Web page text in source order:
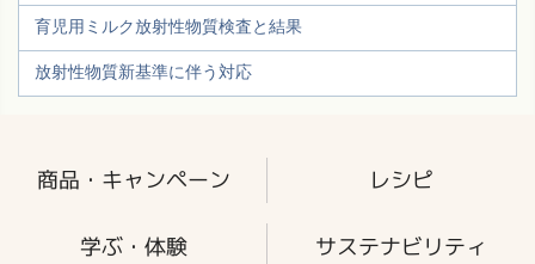
育児用ミルク放射性物質検査と結果
放射性物質新基準に伴う対応
商品・キャンペーン レシピ
学ぶ・体験 サステナビリティ